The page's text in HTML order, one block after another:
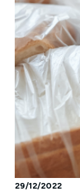
29/12/2022